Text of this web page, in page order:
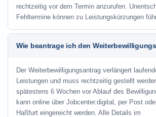
rechtzeitig vor dem Termin anzurufen.
Fehltermine können zu Leistungskürzungen
Wie beantrage ich den
Der Weiterbewilligungsantrag verlängert
Leistungen und muss rechtzeitig gestellt
spätestens 6 Wochen vor Ablauf des
kann online über Jobcenter.digital, per Post
Haßfurt eingereicht werden. Alle Details im